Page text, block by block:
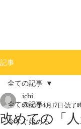
記事
全ての記事
今すぐ始める
全ての記事
改めての「
ichi
2021年4月17日 読了